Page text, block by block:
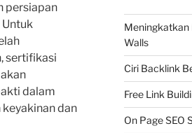
persiapan
Untuk
sertifikasi
dalam
dan
Meningkatkan
Walls
Ciri Backlink
Free Link
On Page SEO